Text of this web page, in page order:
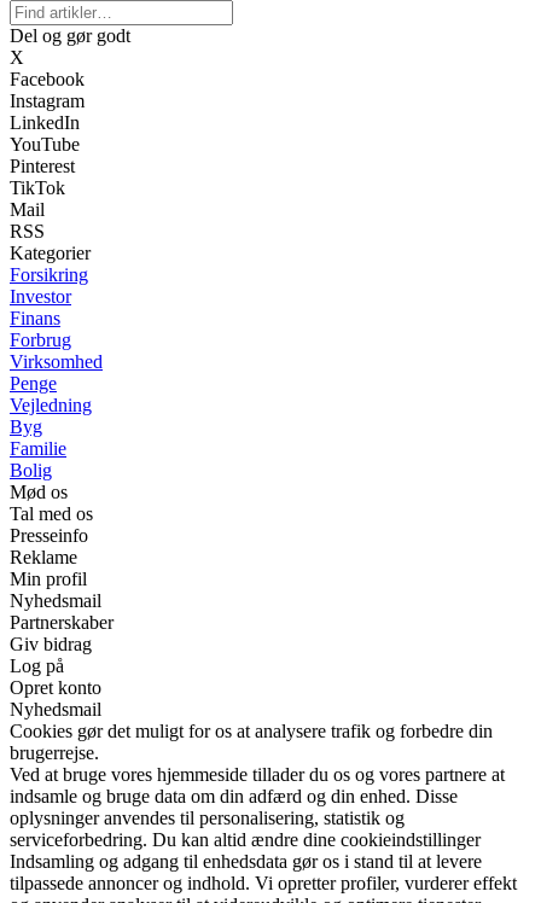
Del og gør godt
X
Facebook
Instagram
LinkedIn
YouTube
Pinterest
TikTok
Mail
RSS
Kategorier
Forsikring
Investor
Finans
Forbrug
Virksomhed
Penge
Vejledning
Byg
Familie
Bolig
Mød os
Tal med os
Presseinfo
Reklame
Min profil
Nyhedsmail
Partnerskaber
Giv bidrag
Log på
Opret konto
Nyhedsmail
Cookies gør det muligt for os at analysere trafik og forbedre din
brugerrejse.
Ved at bruge vores hjemmeside tillader du os og vores partnere at
indsamle og bruge data om din adfærd og din enhed. Disse
oplysninger anvendes til personalisering, statistik og
serviceforbedring. Du kan altid ændre dine cookieindstillinger
Indsamling og adgang til enhedsdata gør os i stand til at levere
tilpassede annoncer og indhold. Vi opretter profiler, vurderer effekt